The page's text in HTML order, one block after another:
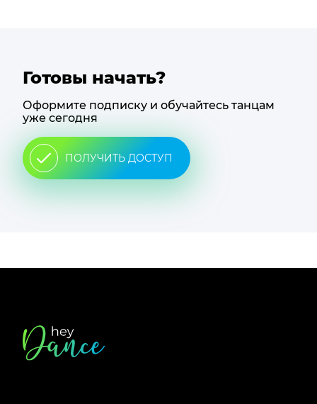
Готовы начать?
Оформите подписку и обучайтесь танцам
уже сегодня
ПОЛУЧИТЬ ДОСТУП
Футер
сайта